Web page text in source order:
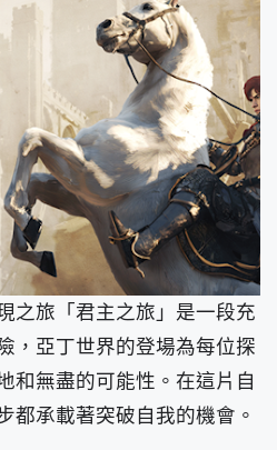
之旅「君主之旅」是一段充
，亞丁世界的登場為每位探
和無盡的可能性。在這片自
都承載著突破自我的機會。